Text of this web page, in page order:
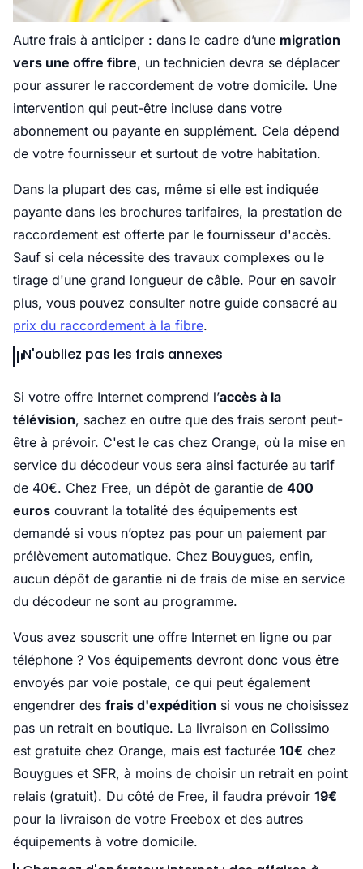
Autre frais à anticiper : dans le cadre d’une migration
vers une offre fibre, un technicien devra se déplacer
pour assurer le raccordement de votre domicile. Une
intervention qui peut-être incluse dans votre
abonnement ou payante en supplément. Cela dépend
de votre fournisseur et surtout de votre habitation.
Dans la plupart des cas, même si elle est indiquée
payante dans les brochures tarifaires, la prestation de
raccordement est offerte par le fournisseur d'accès.
Sauf si cela nécessite des travaux complexes ou le
tirage d'une grand longueur de câble. Pour en savoir
plus, vous pouvez consulter notre guide consacré au
prix du raccordement à la fibre.
N'oubliez pas les frais annexes
Si votre offre Internet comprend l’accès à la
télévision, sachez en outre que des frais seront peut-
être à prévoir. C'est le cas chez Orange, où la mise en
service du décodeur vous sera ainsi facturée au tarif
de 40€. Chez Free, un dépôt de garantie de 400
euros couvrant la totalité des équipements est
demandé si vous n’optez pas pour un paiement par
prélèvement automatique. Chez Bouygues, enfin,
aucun dépôt de garantie ni de frais de mise en service
du décodeur ne sont au programme.
Vous avez souscrit une offre Internet en ligne ou par
téléphone ? Vos équipements devront donc vous être
envoyés par voie postale, ce qui peut également
engendrer des frais d'expédition si vous ne choisissez
pas un retrait en boutique. La livraison en Colissimo
est gratuite chez Orange, mais est facturée 10€ chez
Bouygues et SFR, à moins de choisir un retrait en point
relais (gratuit). Du côté de Free, il faudra prévoir 19€
pour la livraison de votre Freebox et des autres
équipements à votre domicile.